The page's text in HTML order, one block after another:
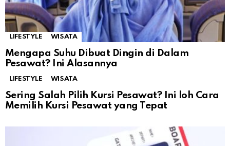
LIFESTYLE WISATA
Mengapa Suhu Dibuat Dingin di Dalam
Pesawat? Ini Alasannya
LIFESTYLE WISATA
Sering Salah Pilih Kursi Pesawat? Ini loh Cara
Memilih Kursi Pesawat yang Tepat